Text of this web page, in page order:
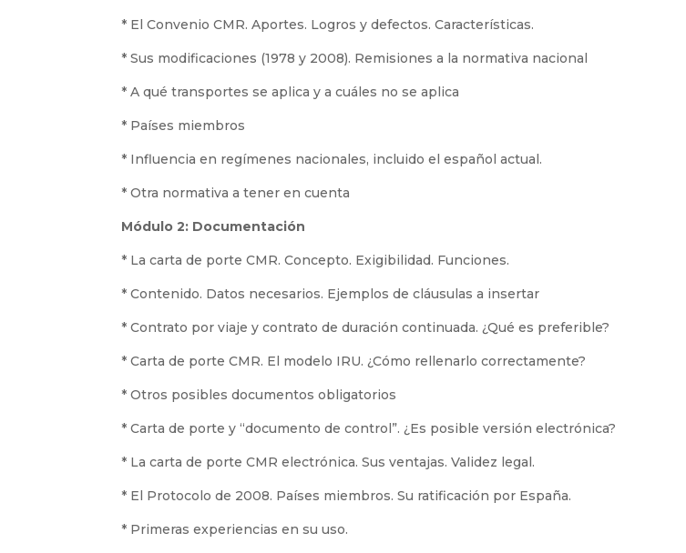
* El Convenio CMR. Aportes. Logros y defectos. Características.
* Sus modificaciones (1978 y 2008). Remisiones a la normativa nacional
* A qué transportes se aplica y a cuáles no se aplica
* Países miembros
* Influencia en regímenes nacionales, incluido el español actual.
* Otra normativa a tener en cuenta
Módulo 2: Documentación
* La carta de porte CMR. Concepto. Exigibilidad. Funciones.
* Contenido. Datos necesarios. Ejemplos de cláusulas a insertar
* Contrato por viaje y contrato de duración continuada. ¿Qué es preferible?
* Carta de porte CMR. El modelo IRU. ¿Cómo rellenarlo correctamente?
* Otros posibles documentos obligatorios
* Carta de porte y “documento de control”. ¿Es posible versión electrónica?
* La carta de porte CMR electrónica. Sus ventajas. Validez legal.
* El Protocolo de 2008. Países miembros. Su ratificación por España.
* Primeras experiencias en su uso.